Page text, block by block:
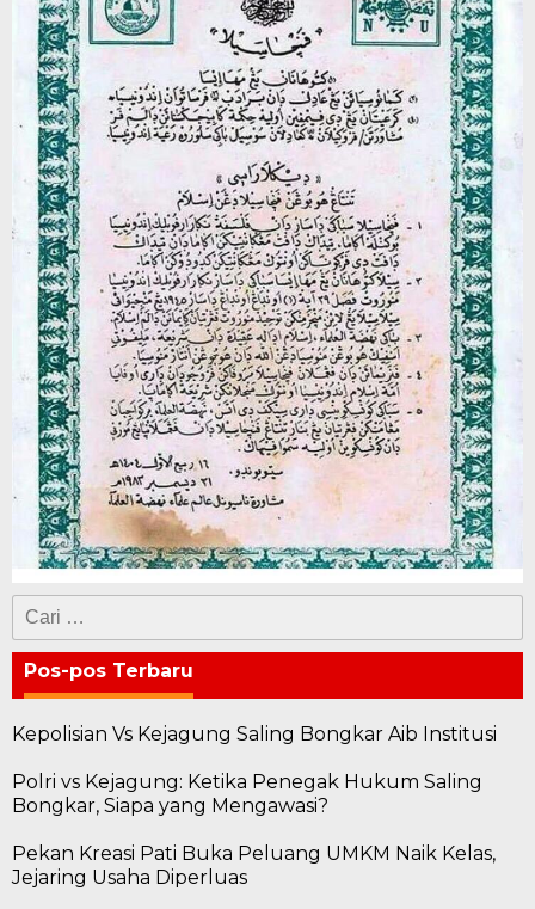
Cari
untuk:
Pos-pos Terbaru
Kepolisian Vs Kejagung Saling Bongkar Aib Institusi
Polri vs Kejagung: Ketika Penegak Hukum Saling
Bongkar, Siapa yang Mengawasi?
Pekan Kreasi Pati Buka Peluang UMKM Naik Kelas,
Jejaring Usaha Diperluas